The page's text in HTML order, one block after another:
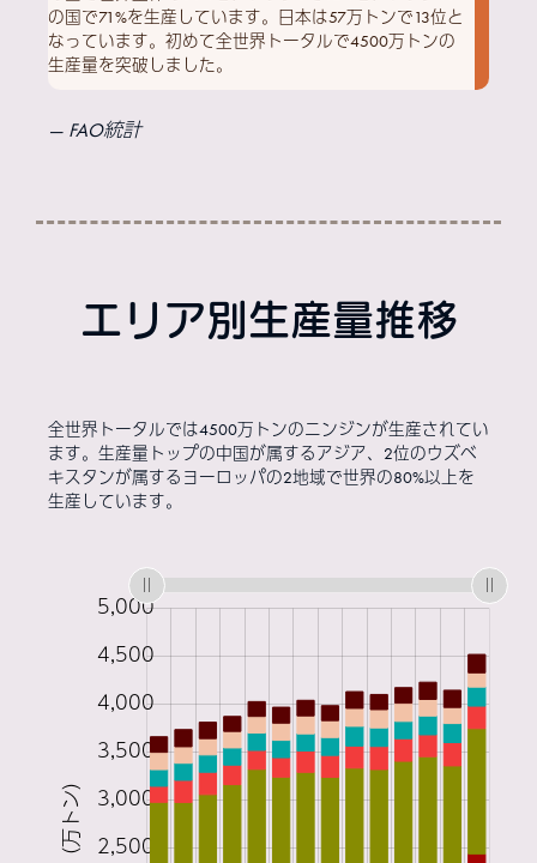
の国で71%を生産しています。日本は57万トンで13位と
なっています。初めて全世界トータルで4500万トンの
生産量を突破しました。
FAO統計
エリア別生産量推移
全世界トータルでは4500万トンのニンジンが生産されてい
ます。生産量トップの中国が属するアジア、2位のウズベ
キスタンが属するヨーロッパの2地域で世界の80%以上を
生産しています。